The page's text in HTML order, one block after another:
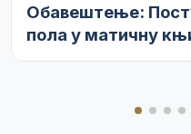
Обавештење:
пола у матичну